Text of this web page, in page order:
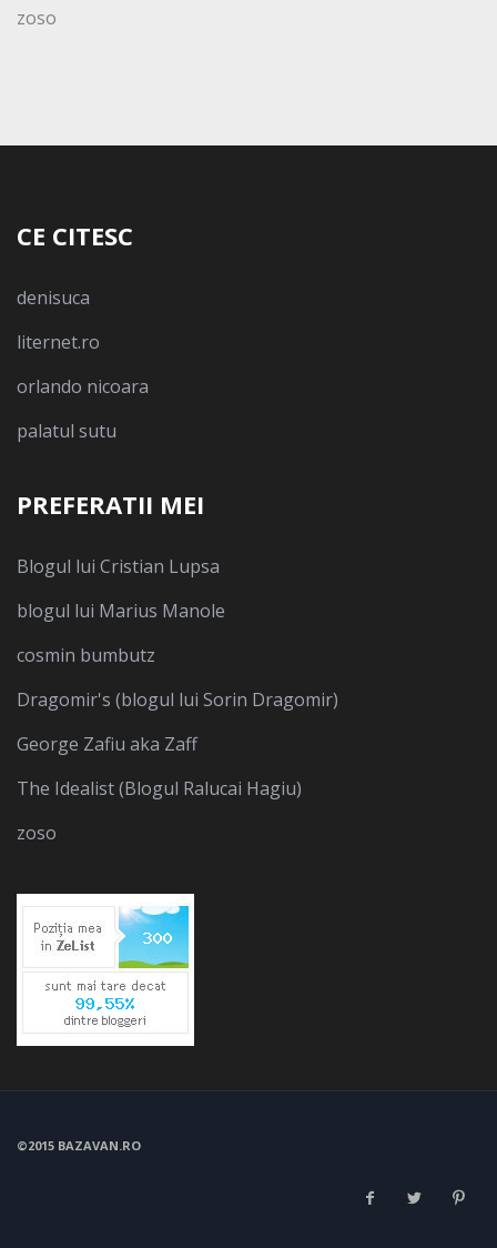
zoso
CE CITESC
denisuca
liternet.ro
orlando nicoara
palatul sutu
PREFERATII MEI
Blogul lui Cristian Lupsa
blogul lui Marius Manole
cosmin bumbutz
Dragomir's (blogul lui Sorin Dragomir)
George Zafiu aka Zaff
The Idealist (Blogul Ralucai Hagiu)
zoso
©2015 BAZAVAN.RO